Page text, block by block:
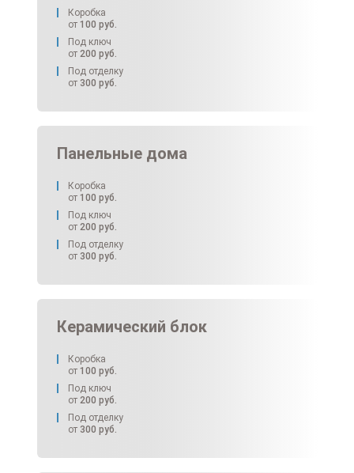
Коробка
от 100 руб.
Под ключ
от 200 руб.
Под отделку
от 300 руб.
Панельные дома
Коробка
от 100 руб.
Под ключ
от 200 руб.
Под отделку
от 300 руб.
Керамический блок
Коробка
от 100 руб.
Под ключ
от 200 руб.
Под отделку
от 300 руб.